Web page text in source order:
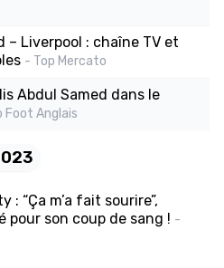
– Liverpool : chaîne TV et
- Top Mercato
Abdul Samed dans le
Foot Anglais
: “Ça m’a fait sourire”,
pour son coup de sang ! -